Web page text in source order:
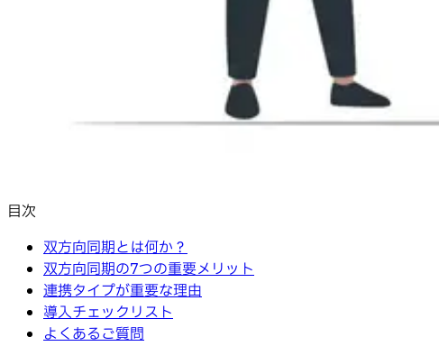
目次
双方向同期とは何か？
双方向同期の7つの重要メリット
連携タイプが重要な理由
導入チェックリスト
よくあるご質問